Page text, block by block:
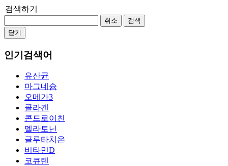
검색하기
취소
검색
닫기
인기검색어
유산균
마그네슘
오메가3
콜라겐
콘드로이친
멜라토닌
글루타치온
비타민D
코큐텐